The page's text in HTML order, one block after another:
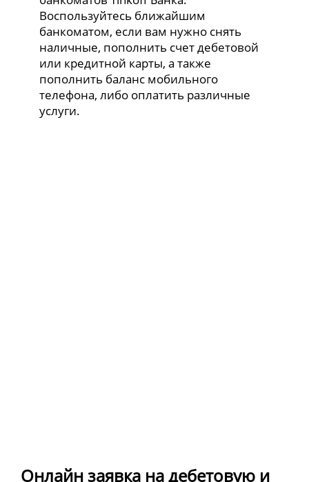
Воспользуйтесь ближайшим
банкоматом, если вам нужно снять
наличные, пополнить счет дебетовой
или кредитной карты, а также
пополнить баланс мобильного
телефона, либо оплатить различные
услуги.
Онлайн заявка на дебетовую и